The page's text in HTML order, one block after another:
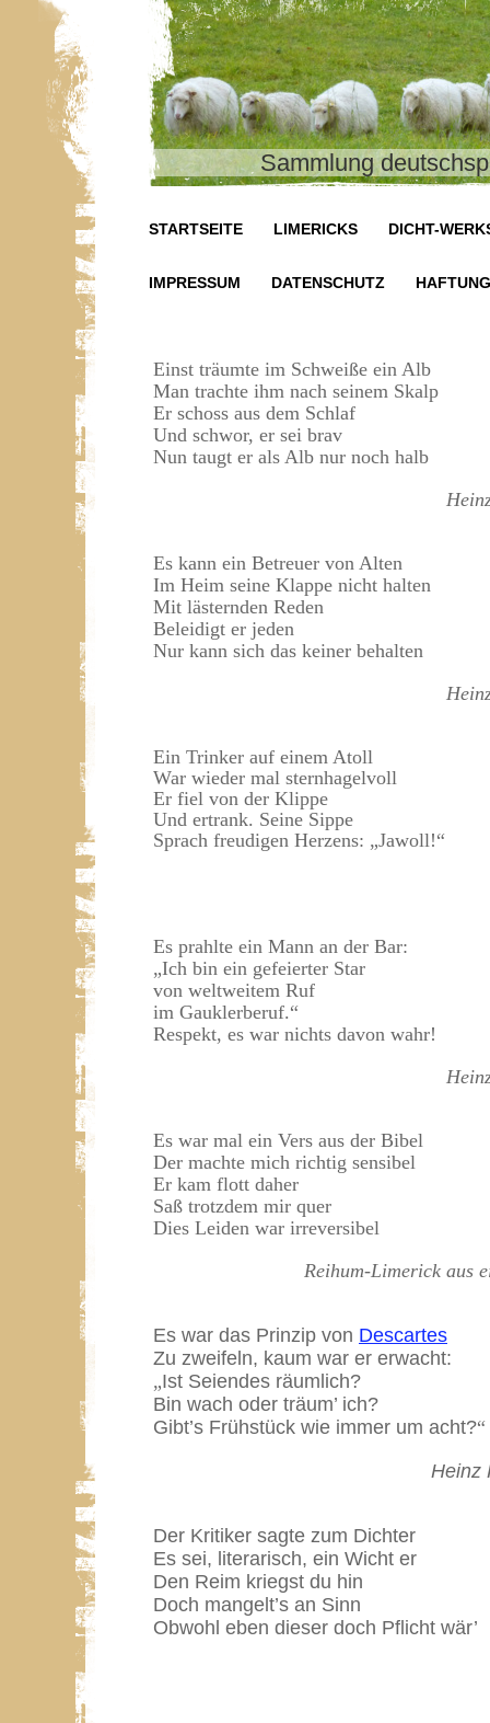
Sammlung
STARTSEITE LIMERICKS DICHT-
IMPRESSUM DATENSCHUTZ HAFTUNG
Einst träumte im Schweiße ein Alb
Man trachte ihm nach seinem Skalp
Er schoss aus dem Schlaf
Und schwor, er sei brav
Nun taugt er als Alb nur noch halb
Es kann ein Betreuer von Alten
Im Heim seine Klappe nicht halten
Mit lästernden Reden
Beleidigt er jeden
Nur kann sich das keiner behalten
Ein Trinker auf einem Atoll
War wieder mal sternhagelvoll
Er fiel von der Klippe
Und ertrank. Seine Sippe
Sprach freudigen Herzens: „Jawoll!“
Es prahlte ein Mann an der Bar:
„Ich bin ein gefeierter Star
von weltweitem Ruf
im Gauklerberuf.“
Respekt, es war nichts davon wahr!
Es war mal ein Vers aus der Bibel
Der machte mich richtig sensibel
Er kam flott daher
Saß trotzdem mir quer
Dies Leiden war irreversibel
Reihum-Limerick aus
Es war das Prinzip von Descartes
Zu zweifeln, kaum war er erwacht:
„Ist Seiendes räumlich?
Bin wach oder träum’ ich?
Gibt’s Frühstück wie immer um acht?“
Heinz
Der Kritiker sagte zum Dichter
Es sei, literarisch, ein Wicht er
Den Reim kriegst du hin
Doch mangelt’s an Sinn
Obwohl eben dieser doch Pflicht wär’